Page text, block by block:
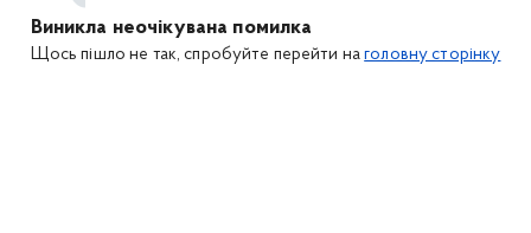
Виникла неочікувана помилка
Щось пішло не так, спробуйте перейти наголовну сторінку